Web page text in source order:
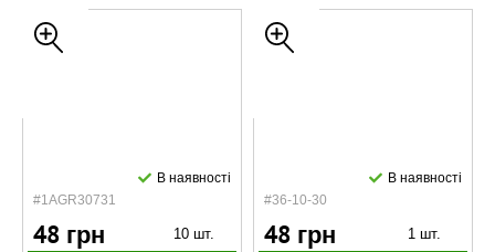
#1AGR30731
В наявності
48 грн 10 шт.
#36-10-30
В наявності
48 грн 1 шт.